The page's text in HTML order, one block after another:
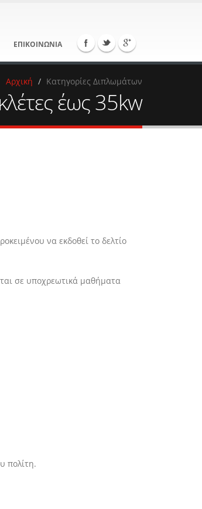
ΕΠΙΚΟΙΝΩΝΙΑ
Αρχική Κατηγορίες Διπλωμάτων
έως 35kw
να εκδοθεί το δελτίο
σε υποχρεωτικά μαθήματα
πολίτη.